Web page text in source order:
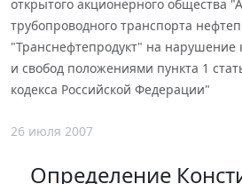
открытого акционерного общества
трубопроводного транспорта
"Транснефтепродукт" на нарушение
и свобод положениями пункта 1
кодекса Российской Федерации"
26 июля 2007
Определение